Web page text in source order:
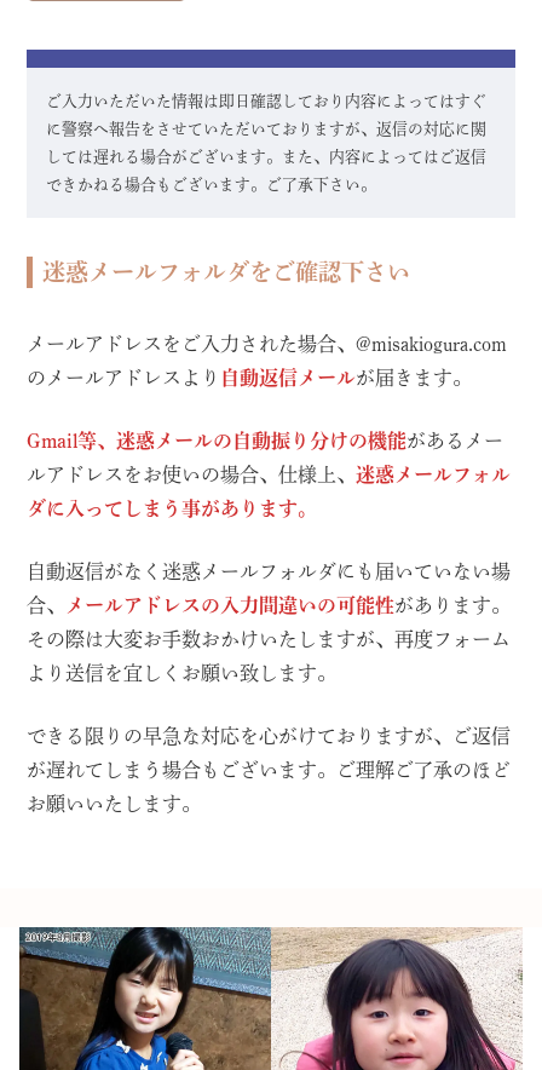
ご入力いただいた情報は即日確認しており内容によってはすぐ
に警察へ報告をさせていただいておりますが、返信の対応に関
しては遅れる場合がございます。また、内容によってはご返信
できかねる場合もございます。ご了承下さい。
迷惑メールフォルダをご確認下さい
メールアドレスをご入力された場合、@misakiogura.com
のメールアドレスより 自動返信メールが届きます。
Gmail等、迷惑メールの自動振り分けの機能があるメー
ルアドレスをお使いの場合、仕様上、迷惑メールフォル
ダに入ってしまう事があります。
自動返信がなく迷惑メールフォルダにも届いていない場
合、
メールアドレスの入力間違いの可能性があります。
その際は大変お手数おかけいたしますが、再度フォーム
より送信を宜しくお願い致します。
できる限りの早急な対応を心がけておりますが、ご返信
が遅れてしまう場合もございます。ご理解ご了承のほど
お願いいたします。